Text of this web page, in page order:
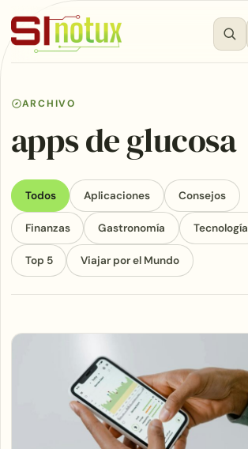
ARCHIVO
apps de glucosa
Todos Aplicaciones Consejos
Finanzas Gastronomía Tecnología
Top 5 Viajar por el Mundo
Articles